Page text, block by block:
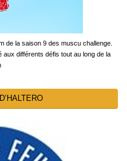
de la saison 9 des muscu challenge.
différents défis tout au long de la